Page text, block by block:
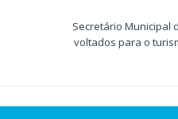
Secretário Municipal
voltados para o